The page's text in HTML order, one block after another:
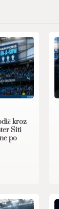
kroz
Siti
po